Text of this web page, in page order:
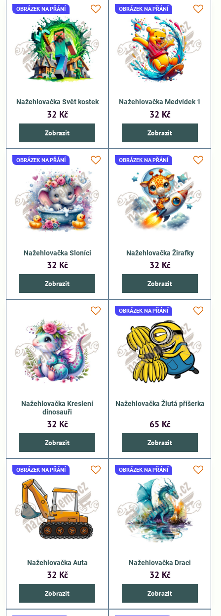
OBRÁZEK NA PŘÁNÍ
Nažehlovačka Svět kostek
32 Kč
Zobrazit
OBRÁZEK NA PŘÁNÍ
Nažehlovačka Medvídek 1
32 Kč
Zobrazit
OBRÁZEK NA PŘÁNÍ
Nažehlovačka Sloníci
32 Kč
Zobrazit
OBRÁZEK NA PŘÁNÍ
Nažehlovačka Žirafky
32 Kč
Zobrazit
Nažehlovačka Kreslení
dinosauři
32 Kč
Zobrazit
OBRÁZEK NA PŘÁNÍ
Nažehlovačka Žlutá příšerka
65 Kč
Zobrazit
OBRÁZEK NA PŘÁNÍ
Nažehlovačka Auta
32 Kč
Zobrazit
OBRÁZEK NA PŘÁNÍ
Nažehlovačka Draci
32 Kč
Zobrazit